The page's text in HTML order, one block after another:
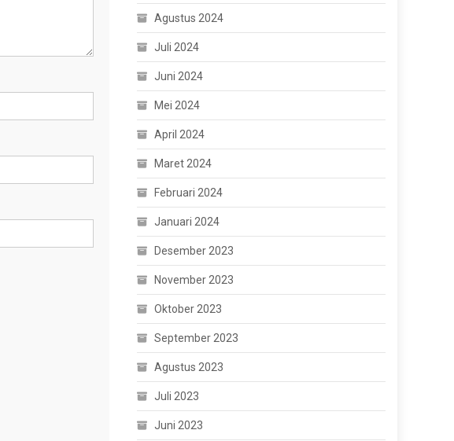
Agustus 2024
Juli 2024
Juni 2024
Mei 2024
April 2024
Maret 2024
Februari 2024
Januari 2024
Desember 2023
November 2023
Oktober 2023
September 2023
Agustus 2023
Juli 2023
Juni 2023